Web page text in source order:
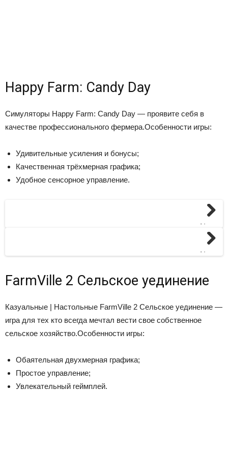
Happy Farm: Candy Day
Симуляторы Happy Farm: Candy Day — проявите себя в
качестве профессионального фермера.Особенности игры:
Удивительные усиления и бонусы;
Качественная трёхмерная графика;
Удобное сенсорное управление.
Next
Next
FarmVille 2 Cельское уединение
Казуальные | Настольные FarmVille 2 Cельское уединение —
игра для тех кто всегда мечтал вести свое собственное
сельское хозяйство.Особенности игры:
Обаятельная двухмерная графика;
Простое управление;
Увлекательный геймплей.